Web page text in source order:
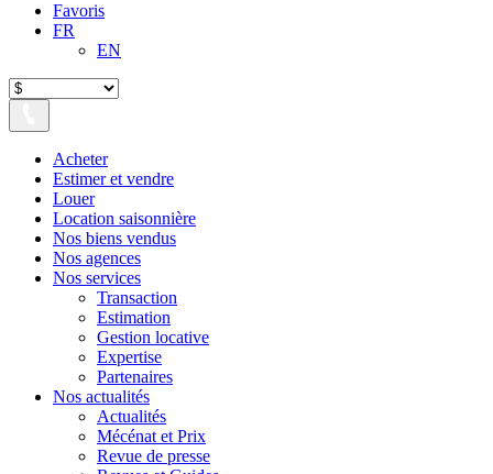
Favoris
FR
EN
Acheter
Estimer et vendre
Louer
Location saisonnière
Nos biens vendus
Nos agences
Nos services
Transaction
Estimation
Gestion locative
Expertise
Partenaires
Nos actualités
Actualités
Mécénat et Prix
Revue de presse